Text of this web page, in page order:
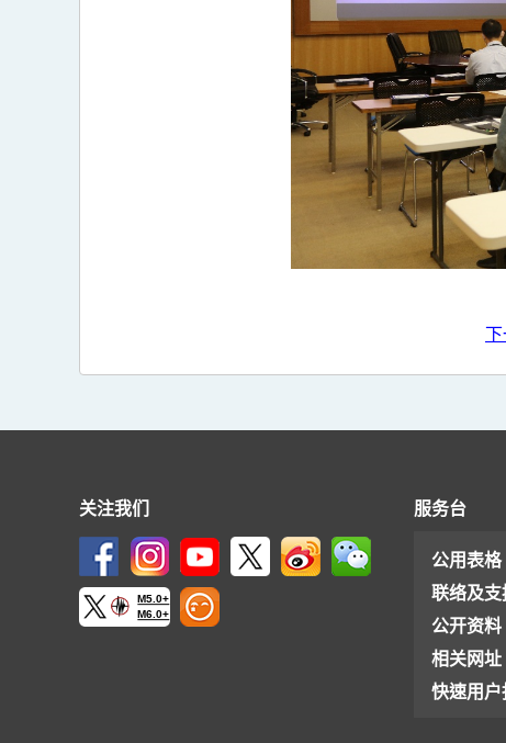
下
关注我们
M5.0+
M6.0+
服务台
公用表格
联络及支
公开资料
相关网址
快速用户